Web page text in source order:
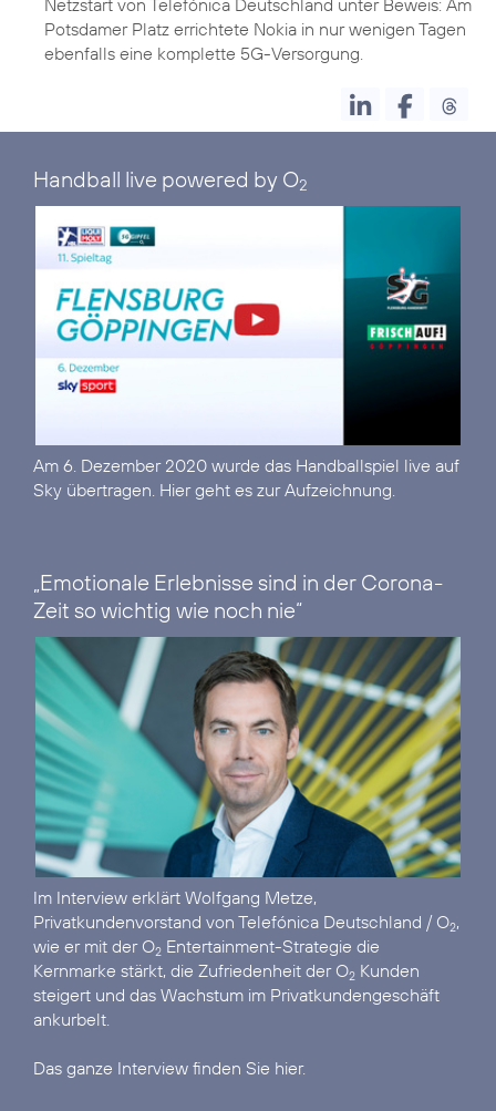
Potsdamer Platz errichtete Nokia in nur wenigen Tagen
Handball live powered by O2
Am 6. Dezember 2020 wurde das Handballspiel live auf
Sky übertragen. Hier geht es zur Aufzeichnung.
„Emotionale Erlebnisse sind in der Corona-
Zeit so wichtig wie noch nie“
Im Interview erklärt Wolfgang Metze,
Privatkundenvorstand von Telefónica Deutschland / O2,
wie er mit der O2 Entertainment-Strategie die
Kernmarke stärkt, die Zufriedenheit der O2 Kunden
steigert und das Wachstum im Privatkundengeschäft
ankurbelt.
Das ganze Interview finden Sie hier.